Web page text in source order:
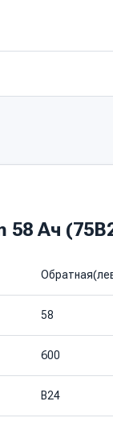
58 Ач
58
600
B24